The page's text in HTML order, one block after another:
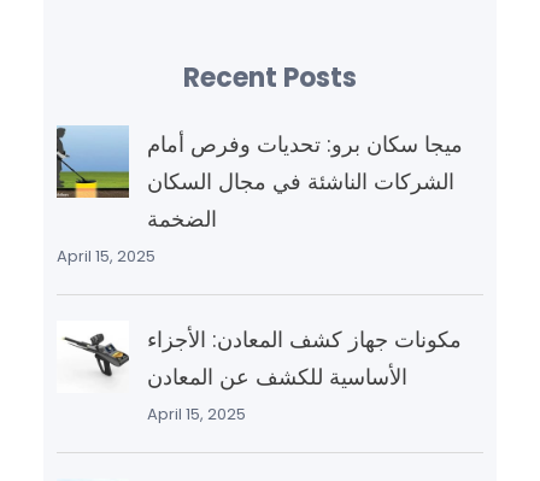
Recent Posts
ميجا سكان برو: تحديات وفرص أمام
الشركات الناشئة في مجال السكان
الضخمة
April 15, 2025
مكونات جهاز كشف المعادن: الأجزاء
الأساسية للكشف عن المعادن
April 15, 2025